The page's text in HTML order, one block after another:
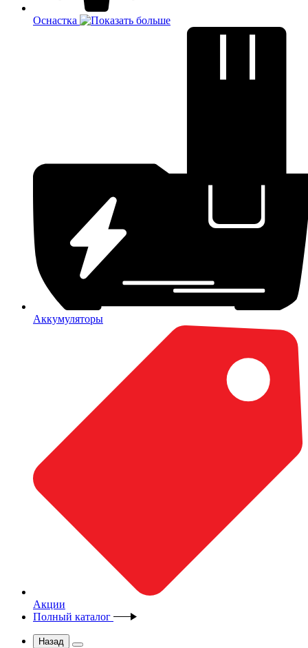
Оснастка
Аккумуляторы
Акции
Полный каталог
Назад